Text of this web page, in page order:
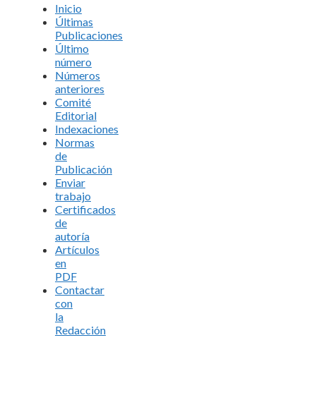
Inicio
Últimas
Publicaciones
Último
número
Números
anteriores
Comité
Editorial
Indexaciones
Normas
de
Publicación
Enviar
trabajo
Certificados
de
autoría
Artículos
en
PDF
Contactar
con
la
Redacción